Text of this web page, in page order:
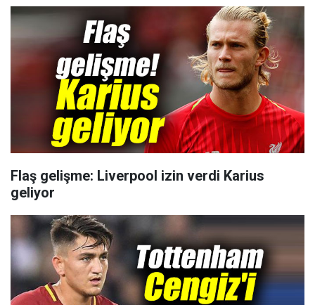
Flaş gelişme: Liverpool izin verdi Karius
geliyor